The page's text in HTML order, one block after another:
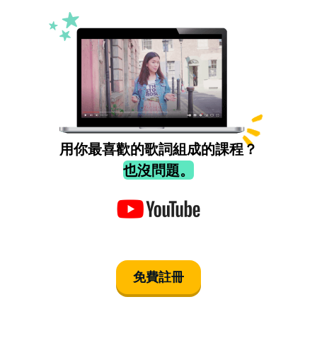
用你最喜歡的歌詞組成的課程？
也沒問題。
免費註冊